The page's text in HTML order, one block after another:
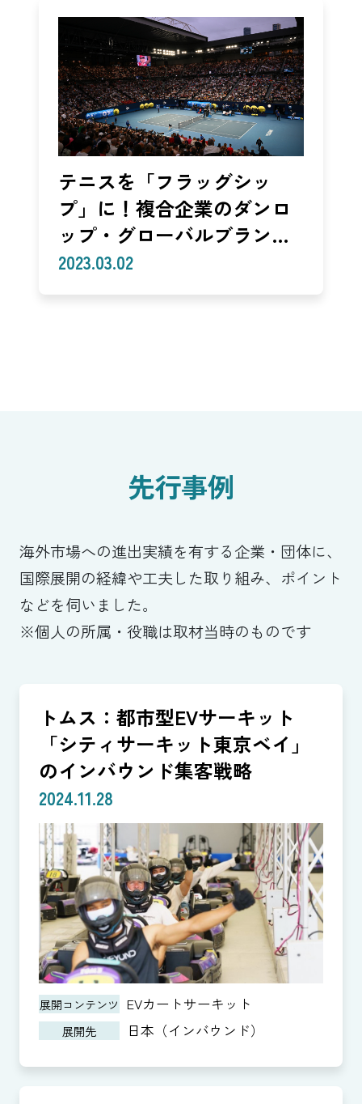
テニスを「フラッグシッ
プ」に！複合企業のダンロ
ップ・グローバルブランデ
ィング（住友ゴム工業 鈴掛
2023.03.02
先行事例
海外市場への進出実績を有する企業・団体に、
国際展開の経緯や工夫した取り組み、ポイント
などを伺いました。
※個人の所属・役職は取材当時のものです
トムス：都市型EVサーキット
「シティサーキット東京ベイ」
のインバウンド集客戦略
2024.11.28
展開コンテンツ EVカートサーキット
展開先 日本（インバウンド）